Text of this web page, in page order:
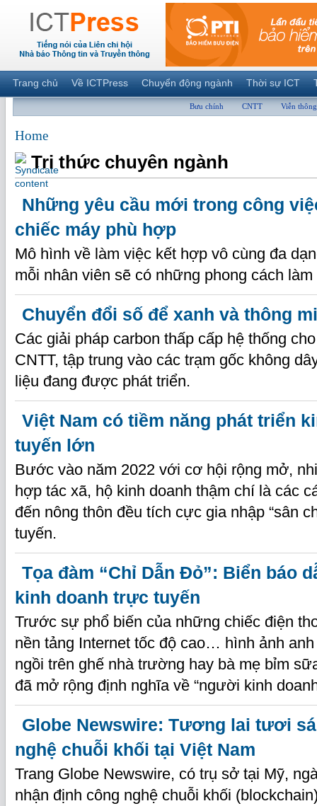
Trang chủ Về ICTPress Chuyển động ngành Thời sự ICT
Bưu chính CNTT Viễn thông
Home
Tri thức chuyên ngành
Những yêu cầu mới trong công
chiếc máy phù hợp
Mô hình về làm việc kết hợp vô cùng đa
mỗi nhân viên sẽ có những phong cách
Chuyển đổi số để xanh và thông
Các giải pháp carbon thấp cấp hệ thống
CNTT, tập trung vào các trạm gốc không
liệu đang được phát triển.
Việt Nam có tiềm năng phát triển
tuyến lớn
Bước vào năm 2022 với cơ hội rộng mở,
hợp tác xã, hộ kinh doanh thậm chí là các
đến nông thôn đều tích cực gia nhập “sân
tuyến.
Tọa đàm “Chỉ Dẫn Đỏ”: Biển báo
kinh doanh trực tuyến
Trước sự phổ biến của những chiếc điện
nền tảng Internet tốc độ cao… hình ảnh
ngồi trên ghế nhà trường hay bà mẹ bỉm
đã mở rộng định nghĩa về “người kinh
Globe Newswire: Tương lai tươi
nghệ chuỗi khối tại Việt Nam
Trang Globe Newswire, có trụ sở tại Mỹ,
nhận định công nghệ chuỗi khối